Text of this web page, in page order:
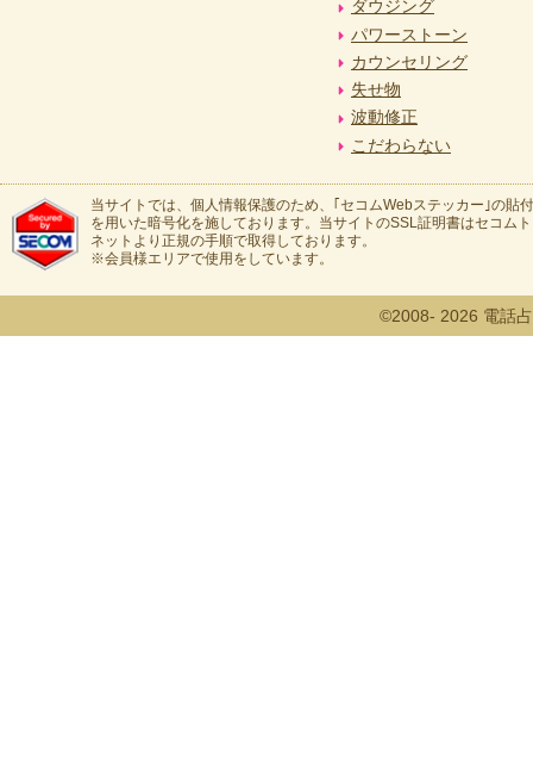
ダウジング
パワーストーン
カウンセリング
失せ物
波動修正
こだわらない
当サイトでは、個人情報保護のため、｢セコムWebステッカー｣の貼
を用いた暗号化を施しております。当サイトのSSL証明書はセコム
ネットより正規の手順で取得しております。
※会員様エリアで使用をしています。
©2008- 2026 電話